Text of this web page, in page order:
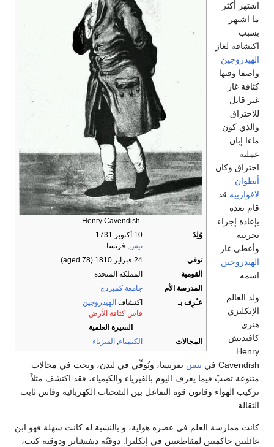
Henry Cavendish
وُلِدَ
10 أكتوبر 1731
نيس, فرنسا
توفي
24 فبراير 1810
(aged 78)
القومية
المملكة المتحدة
المدرسة الأم
جامعة كمبردج
عـُرِف بـ
اكتشاف الهيدروجين
قاس كثافة الأرض
السيرة العلمية
المجالات
الكيمياء, الفيزياء
اشتهر أكثر
ما اشتهر
بسبب
اكتشافه لغاز
الهيدروجين
واصفا وقتها
كثافة غاز
غير قابل
للاحتراق
والذي كون
ماءا إبان
عملية
احتراق وكان
أنطوان
لافوازييه قد
قام بعده
بإعادة إجراء
تجربته
وأعطى غاز
الهيدروجين
اسمه.
ولد العالم
الإنكليزي
هنري
كافنديش
Henry
Cavendish في
نيس بفرنسا، وتُوفِّي في لندن، وبحث في مجالات
متنوعة تصبّ فيما يعرف اليوم بالفيزياء والكيمياء، فقد اكتشف مثلاً
تركيب الهواء وقانون قوة التفاعل بين الشحنات الكهربائية وقاس ثابت
الثقالة.
كانت ممارسة العلم في عصره هواية، و بالنسبة له كانت سهلة فهو ابن
عائلتين حاكمتين لمقاطعتين في إنكلترا: دوقيّة ديفنشاير ودوقية كنت،